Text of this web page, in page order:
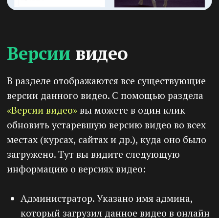
Как создать сайт
Как продать курс за 5 минут
Интеграции
Инструкция
Сценарии
Почта
Общение и чат
Контакты
Контент
Вебинары
Курсы и обучение